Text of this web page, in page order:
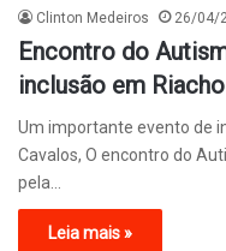
Clinton Medeiros 26/04/
Encontro do
inclusão em
Um importante evento de
Cavalos, O encontro do
pela…
Leia mais »